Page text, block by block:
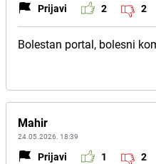
Prijavi 2 2
Bolestan portal, bolesni
Mahir
24.05.2026. 18:39
Prijavi 1 2